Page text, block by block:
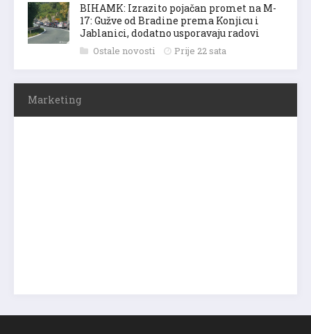
BIHAMK: Izrazito pojačan promet na M-
17: Gužve od Bradine prema Konjicu i
Jablanici, dodatno usporavaju radovi
Ostale novosti Prije 22 sata
Marketing